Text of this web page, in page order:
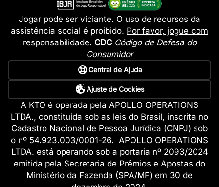
Jogar pode ser viciante. O uso de recursos da
assistência social é proibido. Por favor, jogue com
responsabilidade. CDC Código de Defesa do
Consumidor
Central de Ajuda
Ajuste de Cookies
A KTO é operada pela APOLLO OPERATIONS
LTDA., constituída sob as leis do Brasil, inscrita no
Cadastro Nacional de Pessoa Jurídica (CNPJ) sob
o nº 54.923.003/0001-26. APOLLO OPERATIONS
LTDA. está operando sob a portaria nº 2093/2024
emitida pela Secretaria de Prêmios e Apostas do
Ministério da Fazenda (SPA/MF) em 30 de